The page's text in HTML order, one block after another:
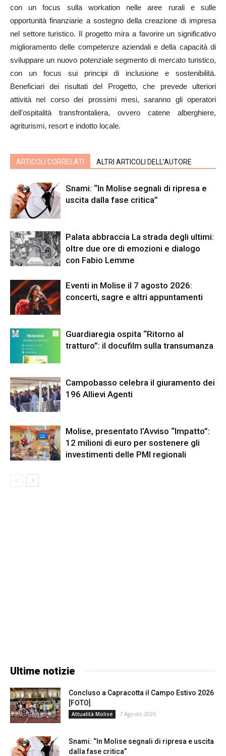
con un focus sulla workation nelle aree rurali e sulle
opportunità finanziarie a sostegno della creazione di impresa
nel settore turistico. Il progetto mira a favorire un significativo
miglioramento delle competenze aziendali e della capacità di
sviluppare un nuovo potenziale segmento di mercato turistico,
con un focus sui principi di inclusione e sostenibilità.
Beneficiari dei risultati del Progetto, che prevede ulteriori
attività nel corso dei prossimi mesi, saranno gli operatori
dell’ospitalità transfrontaliera, ovvero catene alberghiere,
agriturismi, resort e indotto locale.
ARTICOLI CORRELATI ALTRI ARTICOLI DELL'AUTORE
Snami: “In Molise segnali di ripresa e
uscita dalla fase critica”
Palata abbraccia La strada degli ultimi:
oltre due ore di emozioni e dialogo
con Fabio Lemme
Eventi in Molise il 7 agosto 2026:
concerti, sagre e altri appuntamenti
Guardiaregia ospita “Ritorno al
tratturo”: il docufilm sulla transumanza
Campobasso celebra il giuramento dei
196 Allievi Agenti
Molise, presentato l’Avviso “Impatto”:
12 milioni di euro per sostenere gli
investimenti delle PMI regionali
Ultime notizie
Concluso a Capracotta il Campo Estivo 2026
[FOTO]
Attualità Molise 7 Agosto 2026
Snami: “In Molise segnali di ripresa e uscita
dalla fase critica”